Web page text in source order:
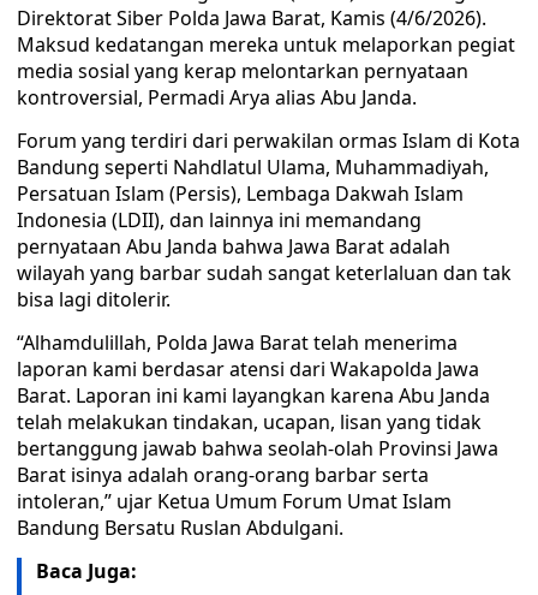
Direktorat Siber Polda Jawa Barat, Kamis (4/6/2026).
Maksud kedatangan mereka untuk melaporkan pegiat
media sosial yang kerap melontarkan pernyataan
kontroversial, Permadi Arya alias Abu Janda.
Forum yang terdiri dari perwakilan ormas Islam di Kota
Bandung seperti Nahdlatul Ulama, Muhammadiyah,
Persatuan Islam (Persis), Lembaga Dakwah Islam
Indonesia (LDII), dan lainnya ini memandang
pernyataan Abu Janda bahwa Jawa Barat adalah
wilayah yang barbar sudah sangat keterlaluan dan tak
bisa lagi ditolerir.
“Alhamdulillah, Polda Jawa Barat telah menerima
laporan kami berdasar atensi dari Wakapolda Jawa
Barat. Laporan ini kami layangkan karena Abu Janda
telah melakukan tindakan, ucapan, lisan yang tidak
bertanggung jawab bahwa seolah-olah Provinsi Jawa
Barat isinya adalah orang-orang barbar serta
intoleran,” ujar Ketua Umum Forum Umat Islam
Bandung Bersatu Ruslan Abdulgani.
Baca Juga: